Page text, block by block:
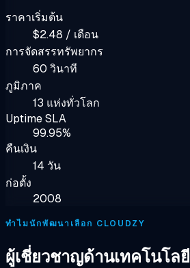
ราคาเริ่มต้น
$2.48 / เดือน
การจัดสรรทรัพยากร
60 วินาที
ภูมิภาค
13 แห่งทั่วโลก
Uptime SLA
99.95%
คืนเงิน
14 วัน
ก่อตั้ง
2008
ทำไมนักพัฒนาเลือก CLOUDZY
ผู้เชี่ยวชาญด้านเทคโนโลยี